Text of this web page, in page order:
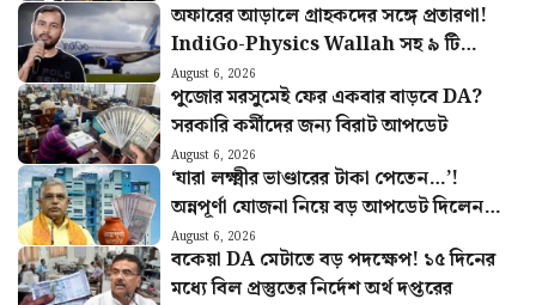
অফারের আড়ালে গ্রাহকদের সঙ্গে প্রতারণা!
IndiGo-Physics Wallah সহ ৯ টি
সংস্থাকে জরিমানা কেন্দ্রের
August 6, 2026
পুজোর মরসুমেই ফের একবার বাড়বে DA?
সরকারি কর্মীদের জন্য বিরাট আপডেট
August 6, 2026
‘যারা লক্ষ্মীর ভাণ্ডারের টাকা পেতেন…’!
অন্নপূর্ণা যোজনা নিয়ে বড় আপডেট দিলেন
মন্ত্রী দিলীপ
August 6, 2026
বকেয়া DA মেটাতে বড় পদক্ষেপ! ১৫ দিনের
মধ্যে বিল প্রস্তুতের নির্দেশ অর্থ দপ্তরের